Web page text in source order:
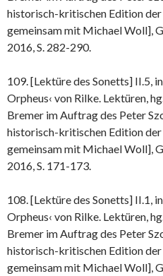
historisch-kritischen Edition der
gemeinsam mit Michael Woll],
2016, S. 282-290.
109. [Lektüre des Sonetts] II.5,
Orpheus‹ von Rilke. Lektüren,
Bremer im Auftrag des Peter
historisch-kritischen Edition der
gemeinsam mit Michael Woll],
2016, S. 171-173.
108. [Lektüre des Sonetts] II.1,
Orpheus‹ von Rilke. Lektüren,
Bremer im Auftrag des Peter
historisch-kritischen Edition der
gemeinsam mit Michael Woll],